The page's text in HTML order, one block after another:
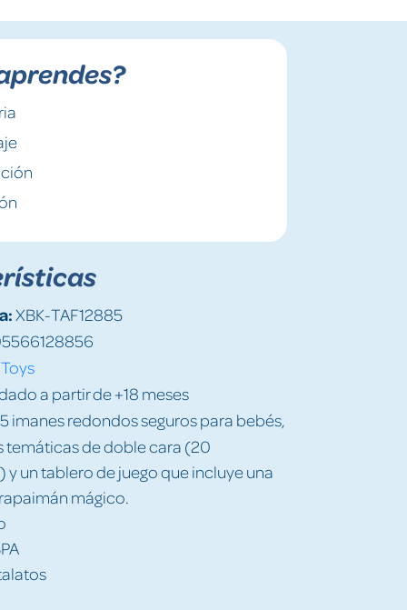
XBK-TAF12885
a partir de +18 meses
imanes redondos seguros para bebés,
temáticas de doble cara (20
y un tablero de juego que incluye una
mágico.